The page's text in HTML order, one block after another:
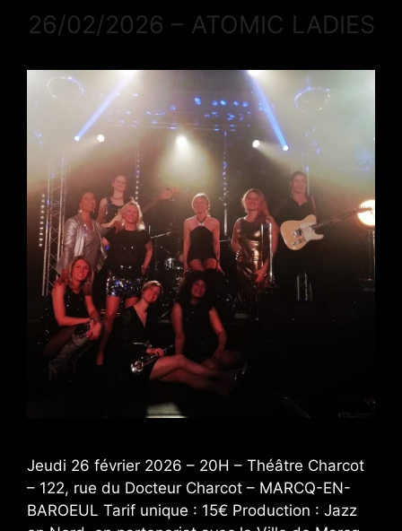
26/02/2026 – ATOMIC LADIES
Jeudi 26 février 2026 – 20H – Théâtre Charcot
– 122, rue du Docteur Charcot – MARCQ-EN-
BAROEUL Tarif unique : 15€ Production : Jazz